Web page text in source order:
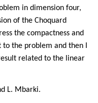
in dimension four,
of the Choquard
the compactness and
the problem and then I
related to the linear
L. Mbarki.